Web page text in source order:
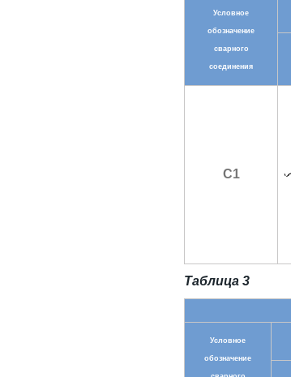
Условное
обозначение
сварного
соединения
С1
Таблица 3
Условное
обозначение